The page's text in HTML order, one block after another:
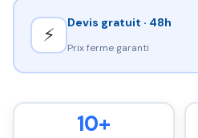
⚡
Devis gratuit · 48h
Prix ferme garanti
10+